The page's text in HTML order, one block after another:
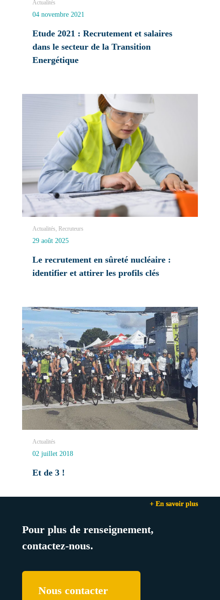
Actualités
04 novembre 2021
Etude 2021 : Recrutement et salaires
dans le secteur de la Transition
Energétique
+ En savoir plus
Actualités, Recruteurs
29 août 2025
Le recrutement en sûreté nucléaire :
identifier et attirer les profils clés
+ En savoir plus
Actualités
02 juillet 2018
Et de 3 !
+ En savoir plus
Pour plus de renseignement,
contactez-nous.
Nous contacter